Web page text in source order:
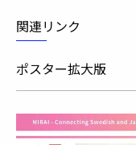
関連リンク
ポスター拡大版